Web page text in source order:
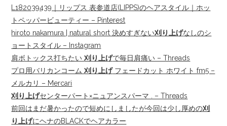
L182039439｜リップス 表参道店(LIPPS)のヘアスタイル｜ホッ
トペッパービューティー – Pinterest
hiroto nakamura | natural short 決めすぎない刈り上げなしのシ
ョートスタイル – Instagram
肩ボトックス打ちたい刈り上げで毎日肩痛い – Threads
プロ用バリカンコーム刈り上げフェードカット ホワイト fm5 –
メルカリ – Mercari
刈り上げセンターパート×ニュアンスパーマ . – Threads
前回はまだ暑かったので短めにしましたが今回は少し厚めの刈
り上げにヘナのBLACKでヘアカラー